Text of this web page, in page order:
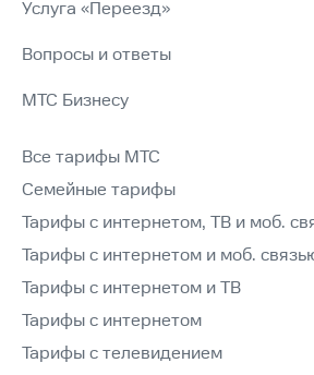
Услуга «Переезд»
Вопросы и ответы
МТС Бизнесу
Все тарифы МТС
Семейные тарифы
Тарифы с интернетом, ТВ и моб.
Тарифы с интернетом и моб.
Тарифы с интернетом и ТВ
Тарифы с интернетом
Тарифы с телевидением